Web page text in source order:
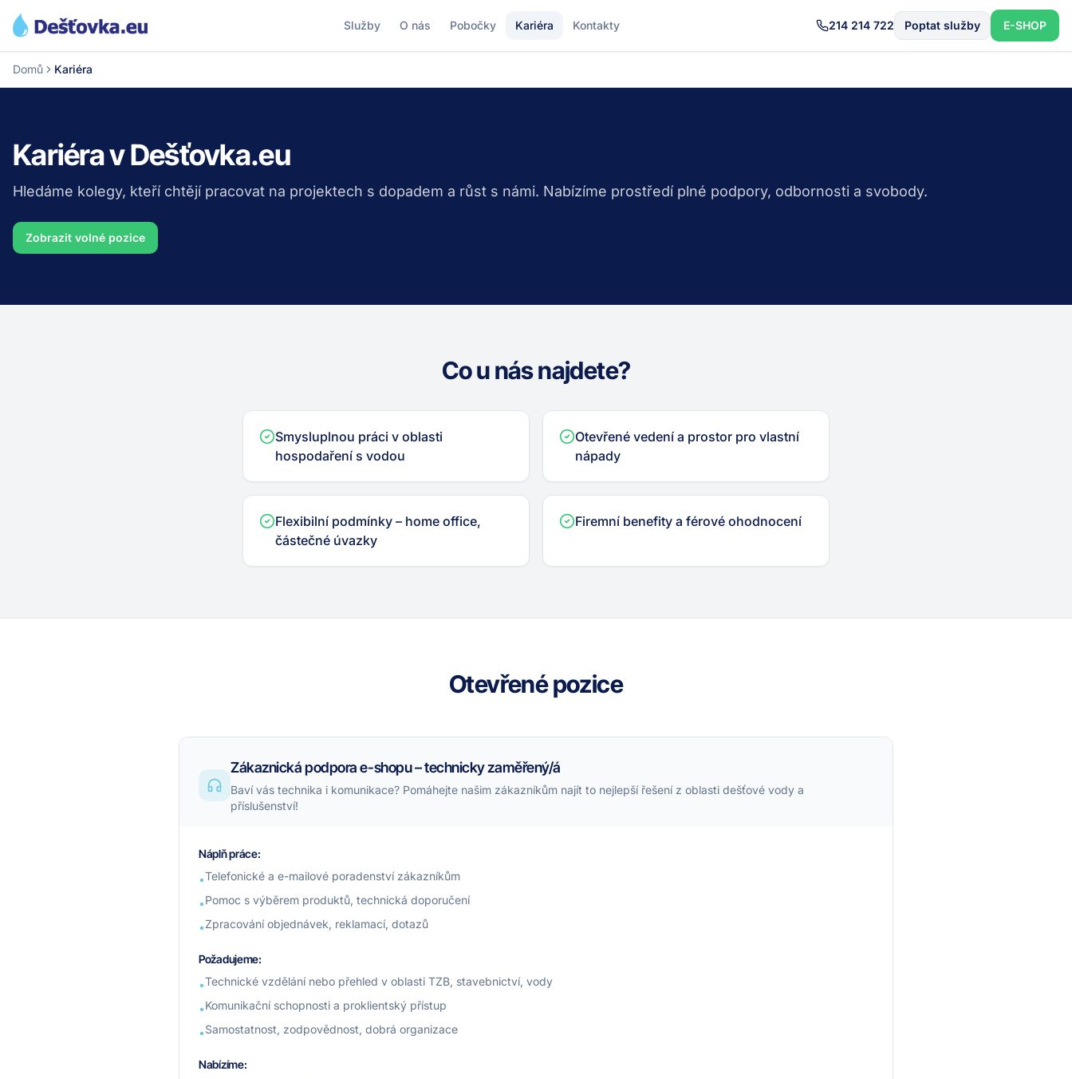
Služby O nás Pobočky Kariéra Kontakty 214 214 722 Poptat služby E-SHOP
Domů Kariéra
Kariéra v Dešťovka.eu
Hledáme kolegy, kteří chtějí pracovat na projektech s dopadem a růst s námi. Nabízíme prostředí plné podpory, odbornosti a svobody.
Zobrazit volné pozice
Co u nás najdete?
Smysluplnou práci v oblasti
hospodaření s vodou
Otevřené vedení a prostor pro vlastní
nápady
Flexibilní podmínky – home office,
částečné úvazky
Firemní benefity a férové ohodnocení
Otevřené pozice
Zákaznická podpora e-shopu – technicky zaměřený/á
Baví vás technika i komunikace? Pomáhejte našim zákazníkům najít to nejlepší řešení z oblasti dešťové vody a
příslušenství!
Náplň práce:
•Telefonické a e-mailové poradenství zákazníkům
•Pomoc s výběrem produktů, technická doporučení
•Zpracování objednávek, reklamací, dotazů
Požadujeme:
•Technické vzdělání nebo přehled v oblasti TZB, stavebnictví, vody
•Komunikační schopnosti a proklientský přístup
•Samostatnost, zodpovědnost, dobrá organizace
Nabízíme: